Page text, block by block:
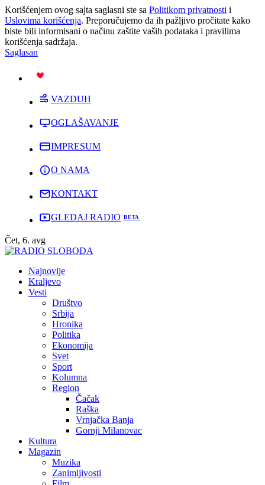
Korišćenjem ovog sajta saglasni ste sa Politikom privatnosti i
Uslovima korišćenja. Preporučujemo da ih pažljivo pročitate kako
biste bili informisani o načinu zaštite vaših podataka i pravilima
korišćenja sadržaja.
Saglasan
VAZDUH
OGLAŠAVANJE
IMPRESUM
O NAMA
KONTAKT
GLEDAJ RADIO
Čet, 6. avg
Najnovije
Kraljevo
Vesti
Društvo
Srbija
Hronika
Politika
Ekonomija
Svet
Sport
Kolumna
Region
Čačak
Raška
Vrnjačka Banja
Gornji Milanovac
Kultura
Magazin
Muzika
Zanimljivosti